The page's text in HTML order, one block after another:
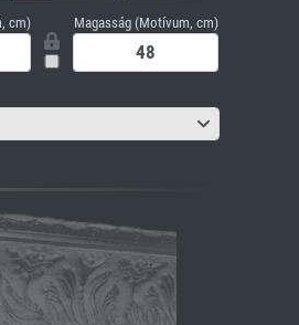
cm) Magasság (Motívum, cm)